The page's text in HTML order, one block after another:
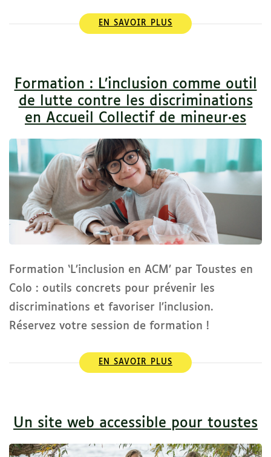
EN SAVOIR PLUS
Formation : L’inclusion comme outil
de lutte contre les discriminations
en Accueil Collectif de mineur·es
Formation ‘L’inclusion en ACM’ par Toustes en
Colo : outils concrets pour prévenir les
discriminations et favoriser l’inclusion.
Réservez votre session de formation !
EN SAVOIR PLUS
Un site web accessible pour toustes